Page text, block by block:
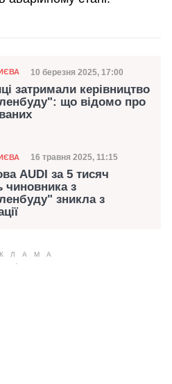
Дата публікації
10 березня 2025, 17:00
затримали керівництво
що відомо про
Дата публікації
16 травня 2025, 11:15
AUDI за 5 тисяч
чиновника з
зникла з